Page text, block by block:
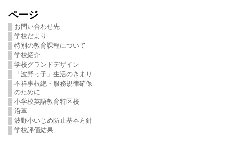
ページ
お問い合わせ先
学校だより
特別の教育課程について
学校紹介
学校グランドデザイン
「波野っ子」生活のきまり
不祥事根絶・服務規律確保
のために
小学校英語教育特区校
沿革
波野小いじめ防止基本方針
学校評価結果